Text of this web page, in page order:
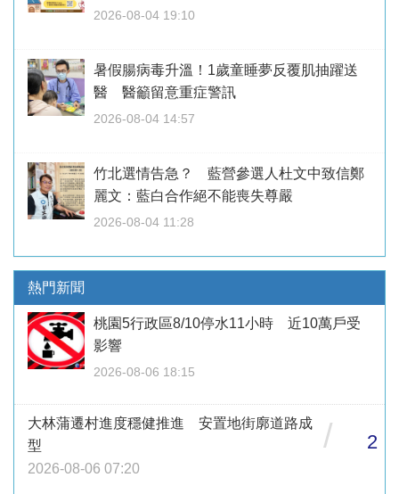
2026-08-04 19:10
暑假腸病毒升溫！1歲童睡夢反覆肌抽躍送
醫 醫籲留意重症警訊
2026-08-04 14:57
竹北選情告急？ 藍營參選人杜文中致信鄭
麗文：藍白合作絕不能喪失尊嚴
2026-08-04 11:28
熱門新聞
桃園5行政區8/10停水11小時 近10萬戶受
影響
2026-08-06 18:15
大林蒲遷村進度穩健推進 安置地街廓道路成
型
2026-08-06 07:20
/ 2